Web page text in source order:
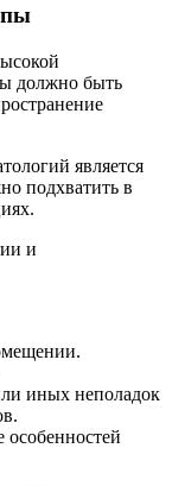
должно быть
является
подхватить в
и
иных неполадок
особенностей